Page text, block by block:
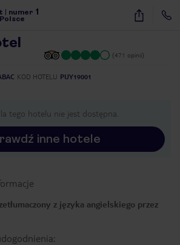
numer 1 11
(471 opinii)
KOD HOTELU PUY19001
tego hotelu nie jest dostępna.
inne hotele
z języka angielskiego przez